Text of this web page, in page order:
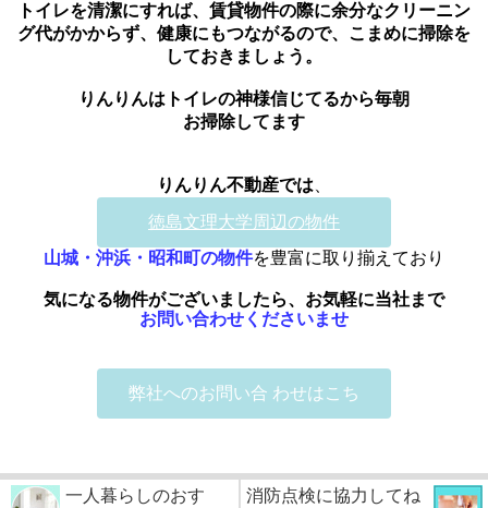
トイレを清潔にすれば、賃貸物件の際に余分なクリーニン
グ代がかからず、健康にもつながるので、こまめに掃除を
しておきましょう。
りんりんはトイレの神様信じてるから毎朝
お掃除してます
りんりん不動産では
徳島文理大学周辺の物件
山城・沖浜・昭和町の物件を豊富に取り揃えており
気になる物件がございましたら、お気軽に当社まで
お問い合わせくださいませ
弊社へのお問い合 わせはこち
一人暮らしのおす
消防点検に協力してね